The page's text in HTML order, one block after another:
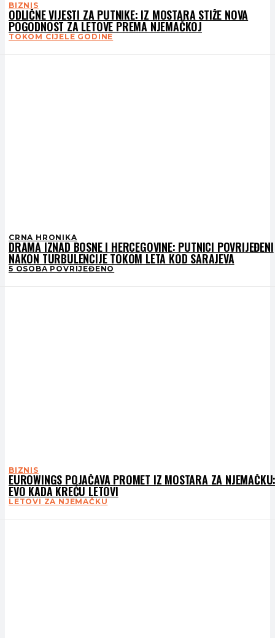
BIZNIS
ODLIČNE VIJESTI ZA PUTNIKE: IZ MOSTARA STIŽE NOVA
POGODNOST ZA LETOVE PREMA NJEMAČKOJ
TOKOM CIJELE GODINE
CRNA HRONIKA
DRAMA IZNAD BOSNE I HERCEGOVINE: PUTNICI POVRIJEĐENI
NAKON TURBULENCIJE TOKOM LETA KOD SARAJEVA
5 OSOBA POVRIJEĐENO
BIZNIS
EUROWINGS POJAČAVA PROMET IZ MOSTARA ZA
EVO KADA KREĆU LETOVI
LETOVI ZA NJEMAČKU